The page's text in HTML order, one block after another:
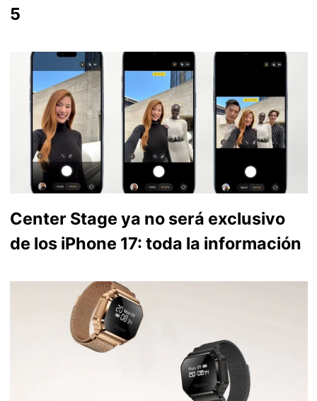
5
Center Stage ya no será exclusivo
de los iPhone 17: toda la información